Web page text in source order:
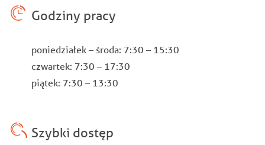
Godziny pracy
poniedziałek – środa: 7:30 – 15:30
czwartek: 7:30 – 17:30
piątek: 7:30 – 13:30
Szybki dostęp